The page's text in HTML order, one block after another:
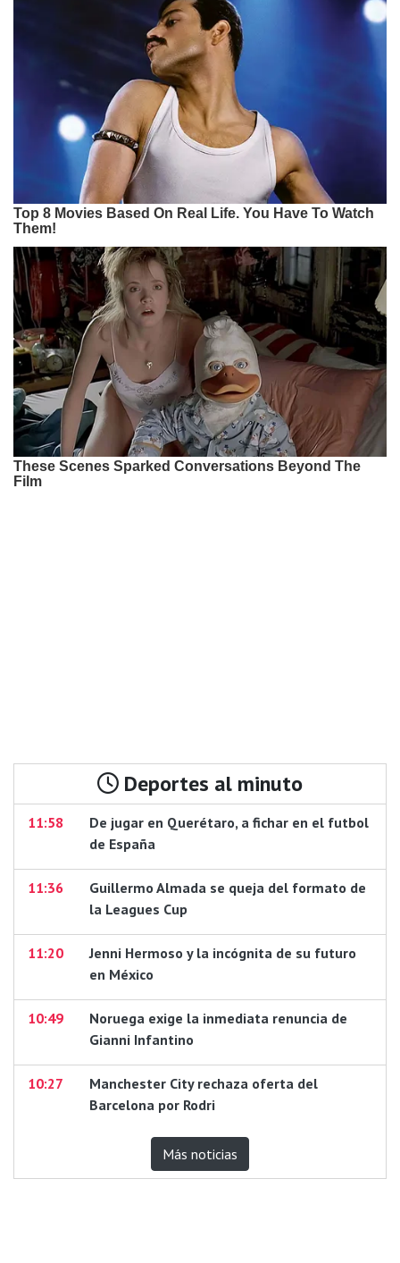
Deportes al minuto
11:58
De jugar en Querétaro, a fichar en el futbol
de España
11:36
Guillermo Almada se queja del formato de
la Leagues Cup
11:20
Jenni Hermoso y la incógnita de su futuro
en México
10:49
Noruega exige la inmediata renuncia de
Gianni Infantino
10:27
Manchester City rechaza oferta del
Barcelona por Rodri
Más noticias